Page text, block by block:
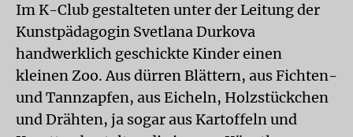
Im K-Club gestalteten unter der Leitung der
Kunstpädagogin Svetlana Durkova
handwerklich geschickte Kinder einen
kleinen Zoo. Aus dürren Blättern, aus Fichten-
und Tannzapfen, aus Eicheln, Holzstückchen
und Drähten, ja sogar aus Kartoffeln und